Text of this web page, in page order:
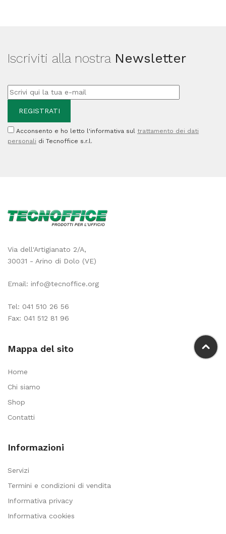
Iscriviti alla nostra Newsletter
Acconsento e ho letto l'informativa sul trattamento dei dati
personali di Tecnoffice s.r.l.
Via dell'Artigianato 2/A,
30031 - Arino di Dolo (VE)
Email: info@tecnoffice.org
Tel: 041 510 26 56
Fax: 041 512 81 96
Mappa del sito
Home
Chi siamo
Shop
Contatti
Informazioni
Servizi
Termini e condizioni di vendita
Informativa privacy
Informativa cookies